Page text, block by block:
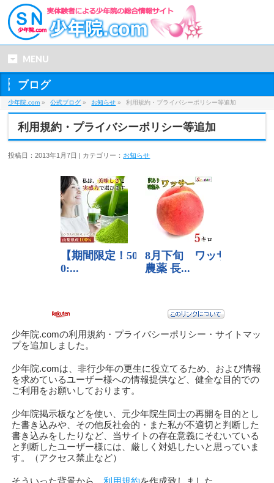
MENU
ブログ
少年院.com » 公式ブログ » お知らせ » 利用規約・プライバシーポリシー等追加
利用規約・プライバシーポリシー等追加
投稿日：2013年1月7日 | カテゴリー： お知らせ
少年院.comの利用規約・プライバシーポリシー・サイトマッ
プを追加しました。
少年院.comは、非行少年の更生に役立てるため、および情報
を求めているユーザー様への情報提供など、健全な目的での
ご利用をお願いしております。
少年院掲示板などを使い、元少年院生同士の再開を目的とし
た書き込みや、その他反社会的・また私が不適切と判断した
書き込みをしたりなど、当サイトの存在意義にそむいている
と判断したユーザー様には、厳しく対処したいと思っていま
す。（アクセス禁止など）
そういった背景から、利用規約を作成致しました。